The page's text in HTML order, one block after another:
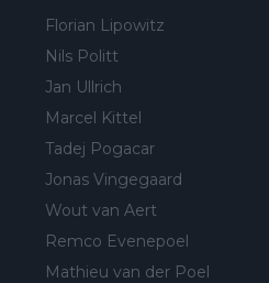
Florian Lipowitz
Nils Politt
Jan Ullrich
Marcel Kittel
Tadej Pogacar
Jonas Vingegaard
Wout van Aert
Remco Evenepoel
Mathieu van der Poel